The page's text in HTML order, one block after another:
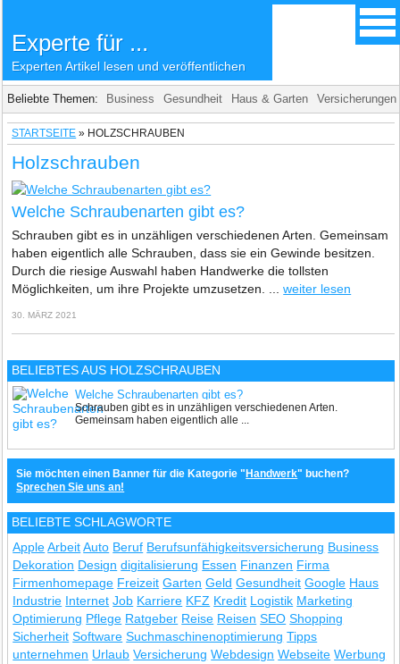
Experte für ...
Experten Artikel lesen und veröffentlichen
Beliebte Themen: Business Gesundheit Haus & Garten Versicherungen
STARTSEITE » HOLZSCHRAUBEN
Holzschrauben
Welche Schraubenarten gibt es?
Schrauben gibt es in unzähligen verschiedenen Arten. Gemeinsam
haben eigentlich alle Schrauben, dass sie ein Gewinde besitzen.
Durch die riesige Auswahl haben Handwerke die tollsten
Möglichkeiten, um ihre Projekte umzusetzen. ...weiter lesen
30. MÄRZ 2021
BELIEBTES AUS HOLZSCHRAUBEN
Welche Schraubenarten gibt es?
Schrauben gibt es in unzähligen verschiedenen Arten.
Gemeinsam haben eigentlich alle ...
Sie möchten einen Banner für die Kategorie " Handwerk" buchen?
Sprechen Sie uns an!
BELIEBTE SCHLAGWORTE
Apple Arbeit Auto Beruf Berufsunfähigkeitsversicherung Business
Dekoration Design digitalisierung Essen Finanzen Firma
Firmenhomepage Freizeit Garten Geld Gesundheit Google Haus
Industrie Internet Job Karriere KFZ Kredit Logistik Marketing
Optimierung Pflege Ratgeber Reise Reisen SEO Shopping
Sicherheit Software Suchmaschinenoptimierung Tipps
unternehmen Urlaub Versicherung Webdesign Webseite Werbung